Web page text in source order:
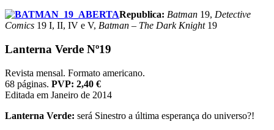
Republica: Batman 19, Detective
Comics 19 I, II, IV e V, Batman – The Dark Knight19
Lanterna Verde Nº19
Revista mensal. Formato americano.
68 páginas. PVP: 2,40 €
Editada em Janeiro de 2014
Lanterna Verde: será Sinestro a última esperança do universo?!